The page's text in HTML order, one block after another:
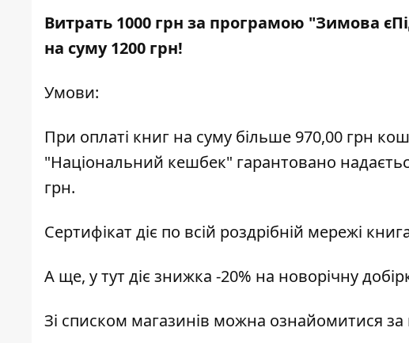
Витрать 1000 грн за програмою "Зимова
на суму 1200 грн!
Умови:
При оплаті книг на суму більше 970,00 грн
"Національний кешбек" гарантовано
грн.
Сертифікат діє по всій роздрібній мережі
А ще, у тут діє знижка -20% на новорічну
Зі списком магазинів можна ознайомитися за